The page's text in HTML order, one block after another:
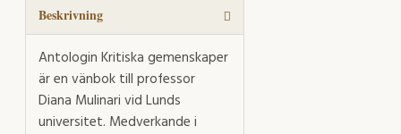
Beskrivning
Antologin Kritiska gemenskaper
är en vänbok till professor
Diana Mulinari vid Lunds
universitet. Medverkande i